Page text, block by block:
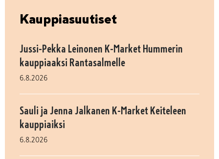
Kauppiasuutiset
Jussi-Pekka Leinonen K-Market Hummerin
kauppiaaksi Rantasalmelle
6.8.2026
Sauli ja Jenna Jalkanen K-Market Keiteleen
kauppiaiksi
6.8.2026